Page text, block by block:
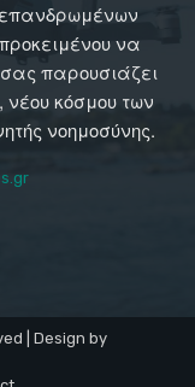
να
παρουσιάζει
νέου κόσμου των
νοημοσύνης.
| Design by